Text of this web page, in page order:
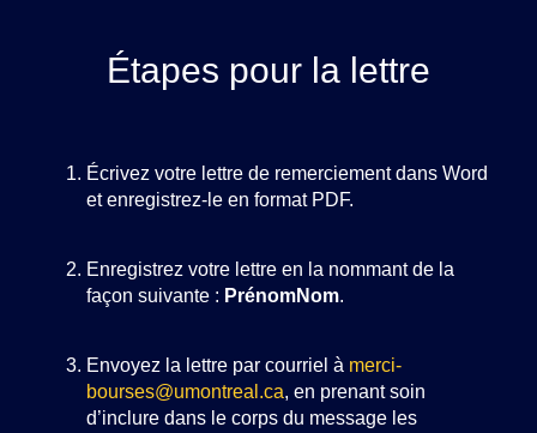
Étapes pour la lettre
Écrivez votre lettre de remerciement dans Word
et enregistrez-le en format PDF.
Enregistrez votre lettre en la nommant de la
façon suivante : PrénomNom.
Envoyez la lettre par courriel à merci-
bourses@umontreal.ca, en prenant soin
d’inclure dans le corps du message les